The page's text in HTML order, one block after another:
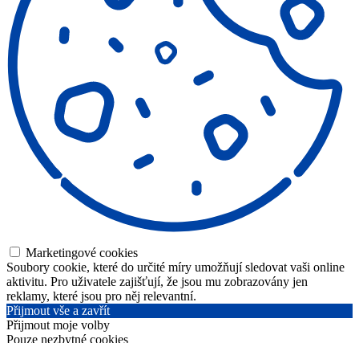
Marketingové cookies
Soubory cookie, které do určité míry umožňují sledovat vaši online
aktivitu. Pro uživatele zajišťují, že jsou mu zobrazovány jen
reklamy, které jsou pro něj relevantní.
Přijmout vše a zavřít
Přijmout moje volby
Pouze nezbytné cookies